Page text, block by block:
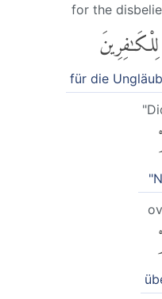
for the
لِلْكَٰفِرِينَ
für die